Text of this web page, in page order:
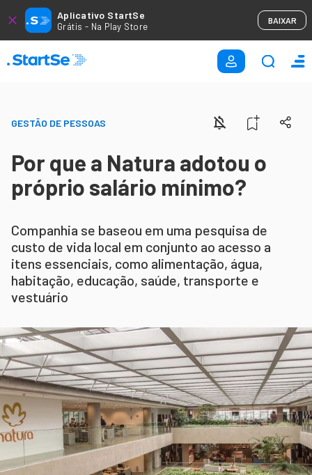
Aplicativo StartSe
Grátis - Na Play Store
BAIXAR
GESTÃO DE PESSOAS
Por que a Natura adotou o
próprio salário mínimo?
Companhia se baseou em uma pesquisa de
custo de vida local em conjunto ao acesso a
itens essenciais, como alimentação, água,
habitação, educação, saúde, transporte e
vestuário